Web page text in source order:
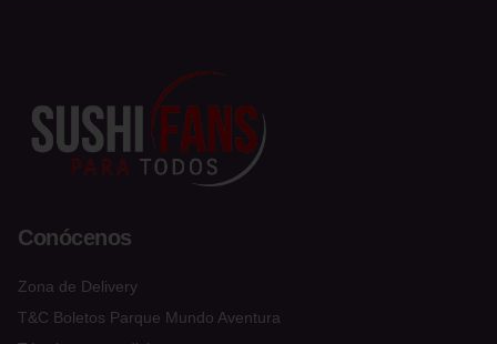
Conócenos
Zona de Delivery
T&C Boletos Parque Mundo Aventura